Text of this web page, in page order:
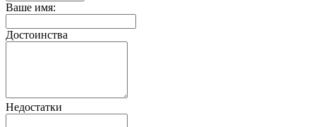
Ваше имя:
Достоинства
Недостатки